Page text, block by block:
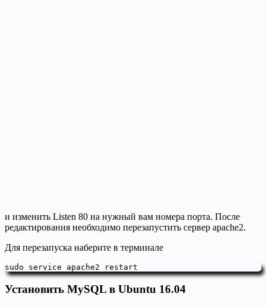
и изменить Listen 80 на нужный вам номера порта. После
редактирования необходимо перезапустить сервер apache2.
Для перезапуска наберите в терминале
sudo service apache2 restart
Установить MySQL в Ubuntu 16.04